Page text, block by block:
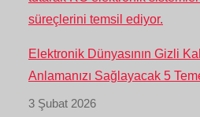
Elektronik Dünyasının Gizli
Anlamanızı Sağlayacak 5
3 Şubat 2026